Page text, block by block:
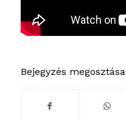
Bejegyzés megosztása